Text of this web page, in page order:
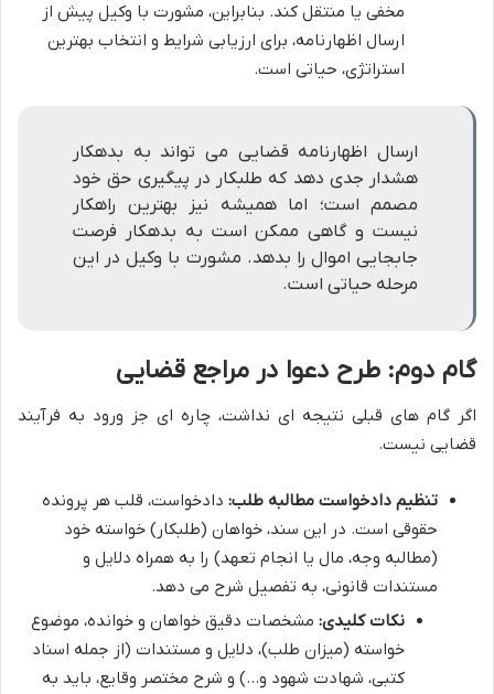
مخفی یا منتقل کند. بنابراین، مشورت با وکیل پیش از
ارسال اظهارنامه، برای ارزیابی شرایط و انتخاب بهترین
استراتژی، حیاتی است.
ارسال اظهارنامه قضایی می تواند به بدهکار
هشدار جدی دهد که طلبکار در پیگیری حق خود
مصمم است؛ اما همیشه نیز بهترین راهکار
نیست و گاهی ممکن است به بدهکار فرصت
جابجایی اموال را بدهد. مشورت با وکیل در این
مرحله حیاتی است.
گام دوم: طرح دعوا در مراجع قضایی
اگر گام های قبلی نتیجه ای نداشت، چاره ای جز ورود به فرآیند
قضایی نیست.
تنظیم دادخواست مطالبه طلب: دادخواست، قلب هر پرونده
حقوقی است. در این سند، خواهان (طلبکار) خواسته خود
(مطالبه وجه، مال یا انجام تعهد) را به همراه دلایل و
مستندات قانونی، به تفصیل شرح می دهد.
نکات کلیدی: مشخصات دقیق خواهان و خوانده، موضوع
خواسته (میزان طلب)، دلایل و مستندات (از جمله اسناد
کتبی، شهادت شهود و…) و شرح مختصر وقایع، باید به